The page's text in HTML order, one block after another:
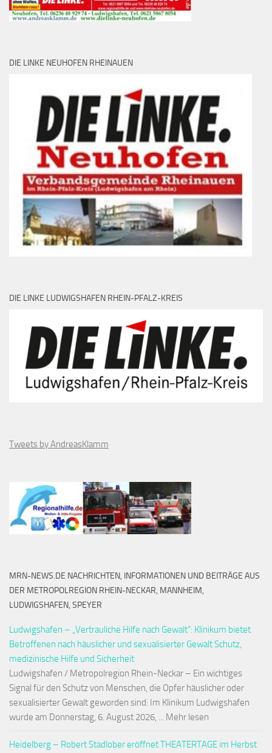
DIE LINKE NEUHOFEN RHEINAUEN
DIE LINKE LUDWIGSHAFEN RHEIN-PFALZ-KREIS
Tweets by AndreasKlamm
MRN-NEWS.DE NACHRICHTEN, INFORMATIONEN UND BEITRÄGE AUS
DER METROPOLREGION RHEIN-NECKAR, MANNHEIM,
LUDWIGSHAFEN, SPEYER
Ludwigshafen – „Vertrauliche Hilfe nach Gewalt“: Klinikum bietet
Betroffenen nach häuslicher und sexualisierter Gewalt Schutz,
medizinische Hilfe und Sicherheit
Ludwigshafen / Metropolregion Rhein-Neckar – Ein wichtiges
Signal für den Schutz von Menschen, die Opfer häuslicher oder
sexualisierter Gewalt geworden sind: Im Klinikum Ludwigshafen
wurde am Donnerstag, 6. August 2026, ... Mehr lesen
Heidelberg – Robert Stadlober eröffnet THEATERTAGE im Herbst